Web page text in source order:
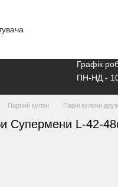
Графік
ПН-НД -
Парний кулон Парні кулони
Супермени L-42-